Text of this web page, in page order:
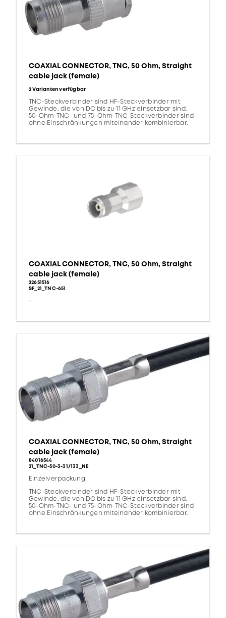
COAXIAL CONNECTOR, TNC, 50 Ohm, Straight
cable jack (female)
2 Varianten verfügbar
TNC-Steckverbinder sind HF-Steckverbinder mit
Gewinde, die von DC bis zu 11 GHz einsetzbar sind.
50-Ohm-TNC- und 75-Ohm-TNC-Steckverbinder sind
ohne Einschränkungen miteinander kombinierbar.
COAXIAL CONNECTOR, TNC, 50 Ohm, Straight
cable jack (female)
22651516
SF_21_TNC-651
-
COAXIAL CONNECTOR, TNC, 50 Ohm, Straight
cable jack (female)
84016544
21_TNC-50-3-31/133_NE
Einzelverpackung
TNC-Steckverbinder sind HF-Steckverbinder mit
Gewinde, die von DC bis zu 11 GHz einsetzbar sind.
50-Ohm-TNC- und 75-Ohm-TNC-Steckverbinder sind
ohne Einschränkungen miteinander kombinierbar.